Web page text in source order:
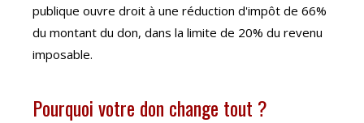
publique ouvre droit à une réduction d'impôt de 66%
du montant du don, dans la limite de 20% du revenu
imposable.
Pourquoi votre don change tout ?